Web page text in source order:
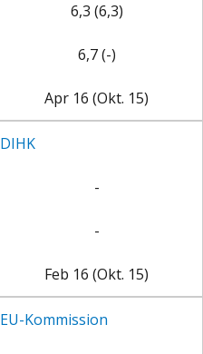
6,3 (6,3)
6,7 (-)
Apr 16 (Okt. 15)
DIHK
-
-
Feb 16 (Okt. 15)
EU-Kommission